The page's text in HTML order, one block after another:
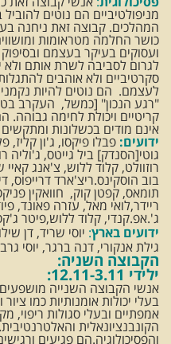
מניפולטיביים הם נוטים
המהלכים. קבוצה זאת ניחנה
כושר החלמה מטראומות
ועסוקים בעיקר בעצמם
לגרום לסביבה לשרת אותם
סקרטיביים ולא אוהבים
לעצמם. הם נוטים להיות
"רגע הנכון" [כמשל, העקרב
קריטיים ויכולת לחימה גבוהה.
אינם מודים בכשלונות
ידועים: פבלו פיקסו, ג'ון קליז,
גוטי[הסנדק] ביל גייטס, ג'וליה
רוזוולט, קלוד ללוש, צ'אנג
בוב הוסקינס.ריצ'ארד דרייפוס,
תומאס, קפטן קוק, חוואקין
ריידר,לואי מאל, עזרה פאונד,
ג'.אפ.קנדי, קלוד ללוש,פיטר
ידועים בארץ: יוסי שריד, דן
גילת אנקורי, דנה ברגר, יוסי
הקבוצה השניה:
ילידי 12.11-3.11:
אנשי הקבוצה השנייה
בעלי יכולות אומנותיות כמו
אמפתיים ובעלי סגולות ריפוי,
הקונבנציונאלית
והפסיכולוגיה.הם פגיעים